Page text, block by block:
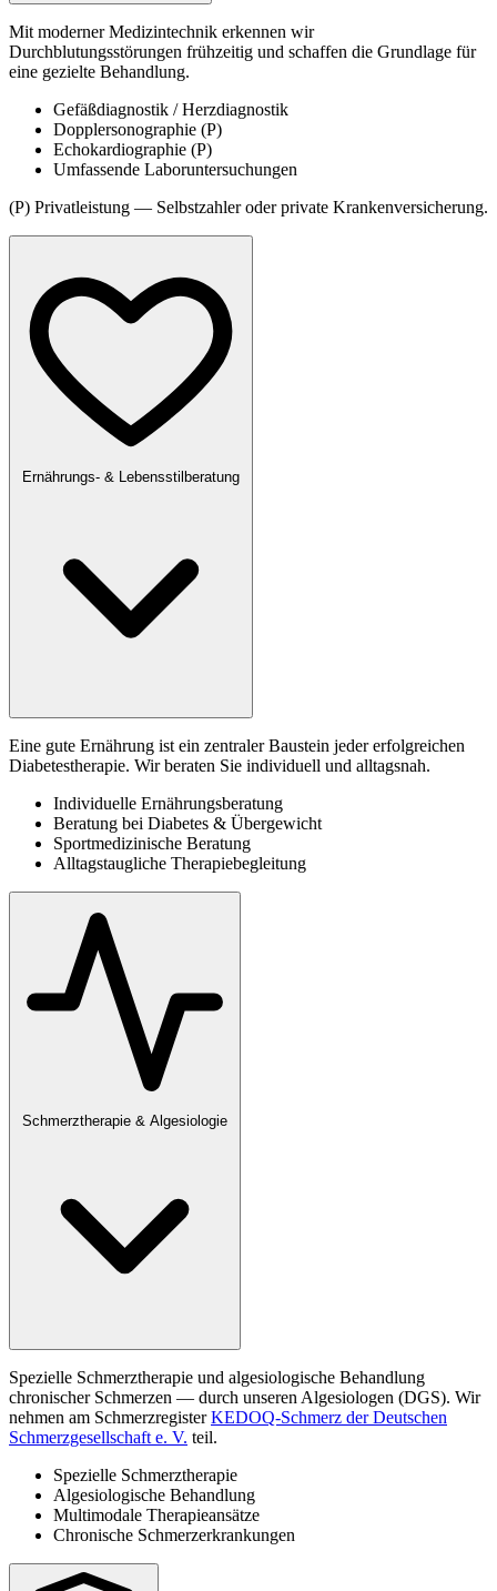
Mit moderner Medizintechnik erkennen wir
Durchblutungsstörungen frühzeitig und schaffen die Grundlage für
eine gezielte Behandlung.
Gefäßdiagnostik / Herzdiagnostik
Dopplersonographie (P)
Echokardiographie (P)
Umfassende Laboruntersuchungen
(P) Privatleistung — Selbstzahler oder private Krankenversicherung.
Ernährungs- & Lebensstilberatung
Eine gute Ernährung ist ein zentraler Baustein jeder erfolgreichen
Diabetestherapie. Wir beraten Sie individuell und alltagsnah.
Individuelle Ernährungsberatung
Beratung bei Diabetes & Übergewicht
Sportmedizinische Beratung
Alltagstaugliche Therapiebegleitung
Schmerztherapie & Algesiologie
Spezielle Schmerztherapie und algesiologische Behandlung
chronischer Schmerzen — durch unseren Algesiologen (DGS). Wir
nehmen am SchmerzregisterKEDOQ-Schmerz der Deutschen
Schmerzgesellschaft e. V. teil.
Spezielle Schmerztherapie
Algesiologische Behandlung
Multimodale Therapieansätze
Chronische Schmerzerkrankungen